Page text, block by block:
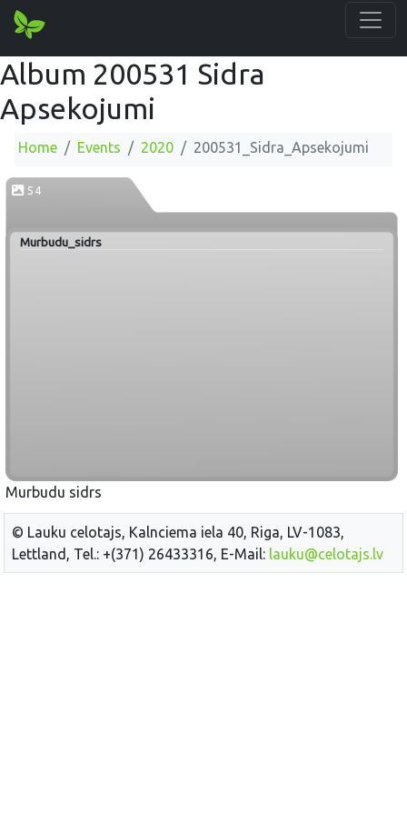
Album 200531 Sidra
Apsekojumi
Home Events 2020 200531_Sidra_Apsekojumi
54
Murbudu_sidrs
Murbudu sidrs
© Lauku celotajs, Kalnciema iela 40, Riga, LV-1083,
Lettland, Tel.: +(371) 26433316, E-Mail: lauku@celotajs.lv